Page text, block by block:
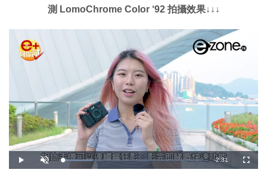
測 LomoChrome Color ‘92 拍攝效果↓↓↓
播
放
開
啟
載
入
剩
-2:31
全
螢